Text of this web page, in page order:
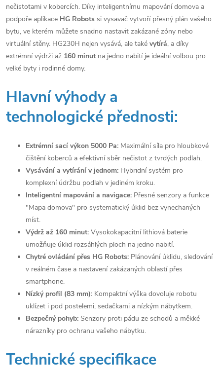
nečistotami v kobercích. Díky inteligentnímu mapování domova a
podpoře aplikace HG Robots si vysavač vytvoří přesný plán vašeho
bytu, ve kterém můžete snadno nastavit zakázané zóny nebo
virtuální stěny. HG230H nejen vysává, ale také vytírá, a díky
extrémní výdrži až 160 minut na jedno nabití je ideální volbou pro
velké byty i rodinné domy.
Hlavní výhody a
technologické přednosti:
Extrémní sací výkon 5000 Pa: Maximální síla pro hloubkové
čištění koberců a efektivní sběr nečistot z tvrdých podlah.
Vysávání a vytírání v jednom: Hybridní systém pro
komplexní údržbu podlah v jediném kroku.
Inteligentní mapování a navigace: Přesné senzory a funkce
"Mapa domova" pro systematický úklid bez vynechaných
míst.
Výdrž až 160 minut: Vysokokapacitní lithiová baterie
umožňuje úklid rozsáhlých ploch na jedno nabití.
Chytré ovládání přes HG Robots: Plánování úklidu, sledování
v reálném čase a nastavení zakázaných oblastí přes
smartphone.
Nízký profil (83 mm): Kompaktní výška dovoluje robotu
uklízet i pod postelemi, sedačkami a nízkým nábytkem.
Bezpečný pohyb: Senzory proti pádu ze schodů a měkké
nárazníky pro ochranu vašeho nábytku.
Technické specifikace